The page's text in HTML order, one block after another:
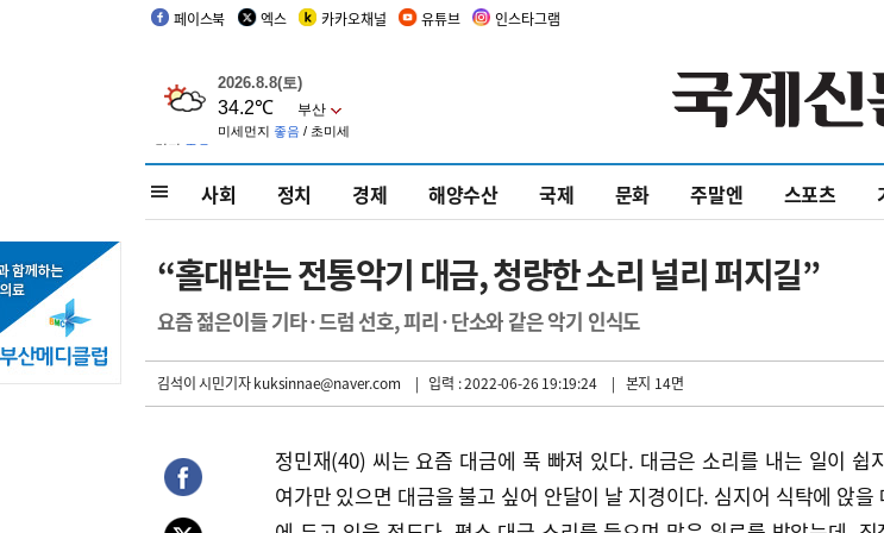
페이스북 엑스 카카오채널 유튜브 인스타그램
사회 정치 경제 해양수산 국제 문화 주말엔 스포츠
“홀대받는 전통악기 대금, 청량한 소리 널리 퍼지길”
요즘 젊은이들 기타·드럼 선호, 피리·단소와 같은 악기 인식도
김석이 시민기자kuksinnae@naver.com | 입력 : 2022-06-26 19:19:24 | 본지 14면
정민재(40) 씨는 요즘 대금에 푹 빠져 있다. 대금은 소리를 내는 일이 쉽
여가만 있으면 대금을 불고 싶어 안달이 날 지경이다. 심지어 식탁에 앉을